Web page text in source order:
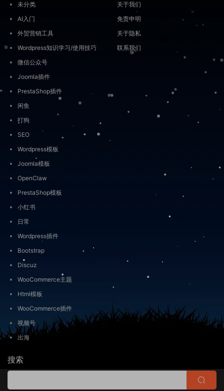
未分类
AI入门
外贸营销工具
Wordpress知识学习/使用技巧
微信公众号
Joomla插件
PrestaShop插件
闲鱼
打狗
SEO
Wordpress模板
Joomla模板
OpenClaw
PrestaShop模板
小红书
日常
Wordpress插件
Bootstrap
Discuz
WooCommerce主题
Html模板
WooCommerce插件
视频号
出海
关于我们
免责申明
关于隐私
联系我们
搜索